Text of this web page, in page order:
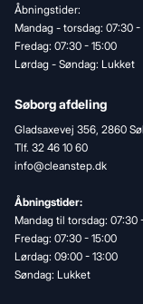
Åbningstider:
Mandag - torsdag: 07:30 -
Fredag: 07:30 - 15:00
Lørdag - Søndag: Lukket
Søborg afdeling
Gladsaxevej 356, 2860
Tlf. 32 46 10 60
info@cleanstep.dk
Åbningstider:
Mandag til torsdag: 07:30
Fredag: 07:30 - 15:00
Lørdag: 09:00 - 13:00
Søndag: Lukket